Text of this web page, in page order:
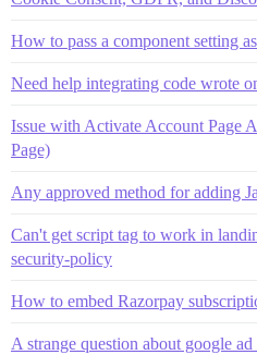
How to pass a component setting
Need help integrating code wrote
Issue with Activate Account Page
Page)
Any approved method for adding
Can't get script tag to work in
security-policy
How to embed Razorpay
A strange question about google